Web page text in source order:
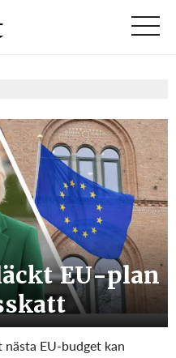
EU-plan
EU-budget kan